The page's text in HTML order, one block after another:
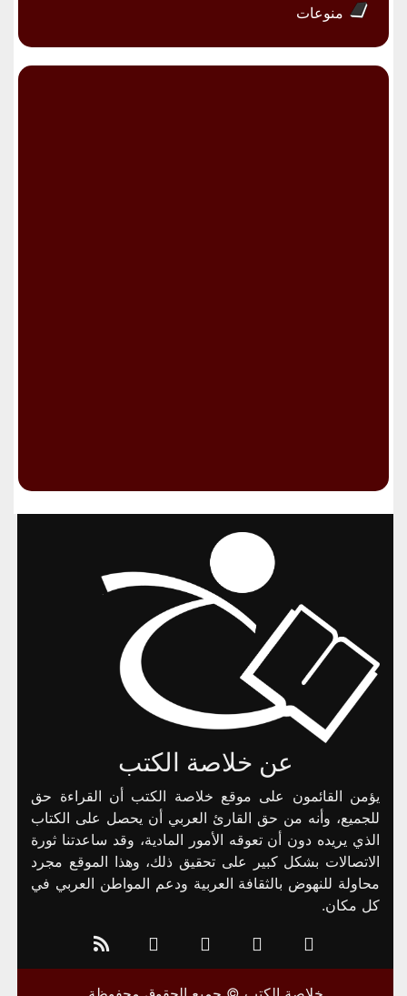
منوعات
عن خلاصة الكتب
يؤمن القائمون على موقع خلاصة الكتب أن القراءة حق
للجميع، وأنه من حق القارئ العربي أن يحصل على الكتاب
الذي يريده دون أن تعوقه الأمور المادية، وقد ساعدتنا ثورة
الاتصالات بشكل كبير على تحقيق ذلك، وهذا الموقع مجرد
محاولة للنهوض بالثقافة العربية ودعم المواطن العربي في
كل مكان.